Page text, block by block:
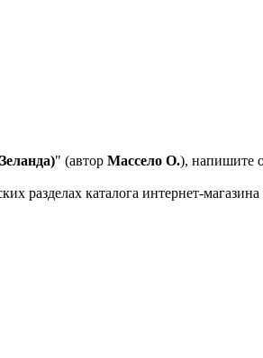
" (автор Массело О.), напишите
разделах каталога интернет-